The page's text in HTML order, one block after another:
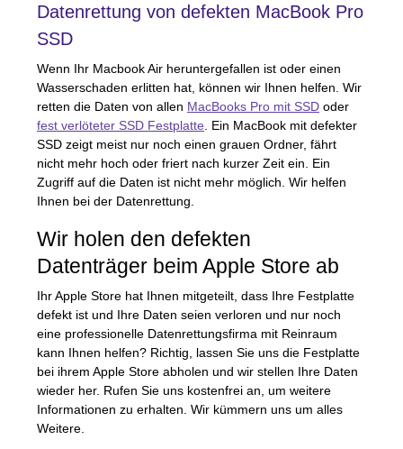
Datenrettung von defekten MacBook Pro
SSD
Wenn Ihr Macbook Air heruntergefallen ist oder einen
Wasserschaden erlitten hat, können wir Ihnen helfen. Wir
retten die Daten von allen MacBooks Pro mit SSD oder
fest verlöteter SSD Festplatte . Ein MacBook mit defekter
SSD zeigt meist nur noch einen grauen Ordner, fährt
nicht mehr hoch oder friert nach kurzer Zeit ein. Ein
Zugriff auf die Daten ist nicht mehr möglich. Wir helfen
Ihnen bei der Datenrettung.
Wir holen den defekten
Datenträger beim Apple Store ab
Ihr Apple Store hat Ihnen mitgeteilt, dass Ihre Festplatte
defekt ist und Ihre Daten seien verloren und nur noch
eine professionelle Datenrettungsfirma mit Reinraum
kann Ihnen helfen? Richtig, lassen Sie uns die Festplatte
bei ihrem Apple Store abholen und wir stellen Ihre Daten
wieder her. Rufen Sie uns kostenfrei an, um weitere
Informationen zu erhalten. Wir kümmern uns um alles
Weitere.